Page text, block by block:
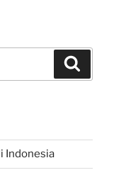
Indonesia